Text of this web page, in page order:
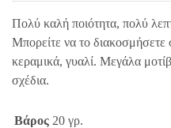
Πολύ καλή ποιότητα, πολύ
Μπορείτε να το
κεραμικά, γυαλί. Μεγάλα
σχέδια.
Βάρος 20 γρ.